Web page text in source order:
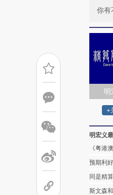
你有
明
+
明宏义
《粤港
预期利
同是精
斯文森